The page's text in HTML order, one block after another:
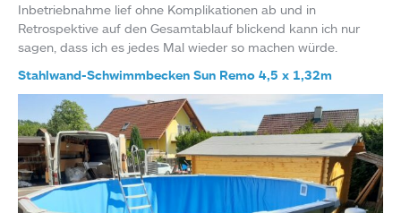
Inbetriebnahme lief ohne Komplikationen ab und in
Retrospektive auf den Gesamtablauf blickend kann ich nur
sagen, dass ich es jedes Mal wieder so machen würde.
Stahlwand-Schwimmbecken Sun Remo 4,5 x 1,32m